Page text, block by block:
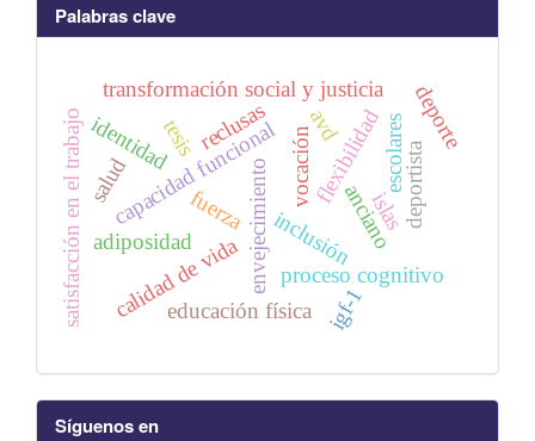
Palabras clave
envejecimiento
fuerza
flexibilidad
capacidad funcional anciano
calidad de vida proceso cognitivo
vocación
identidad
educación física
transformación social y justicia
reclusas
islas
inclusión
adiposidad
escolares
tesis avd
igf-1
salud
satisfacción en el trabajo deportista
deporte
Síguenos en